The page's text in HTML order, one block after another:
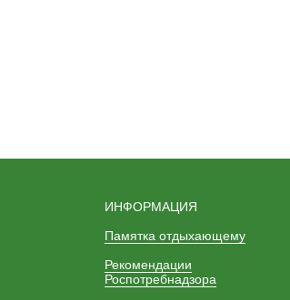
ИНФОРМАЦИЯ
Памятка отдыхающему
Рекомендации
Роспотребнадзора